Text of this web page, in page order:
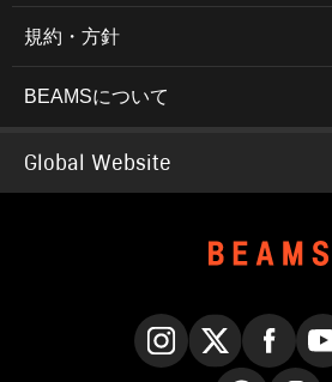
規約・方針
BEAMSについて
Global Website